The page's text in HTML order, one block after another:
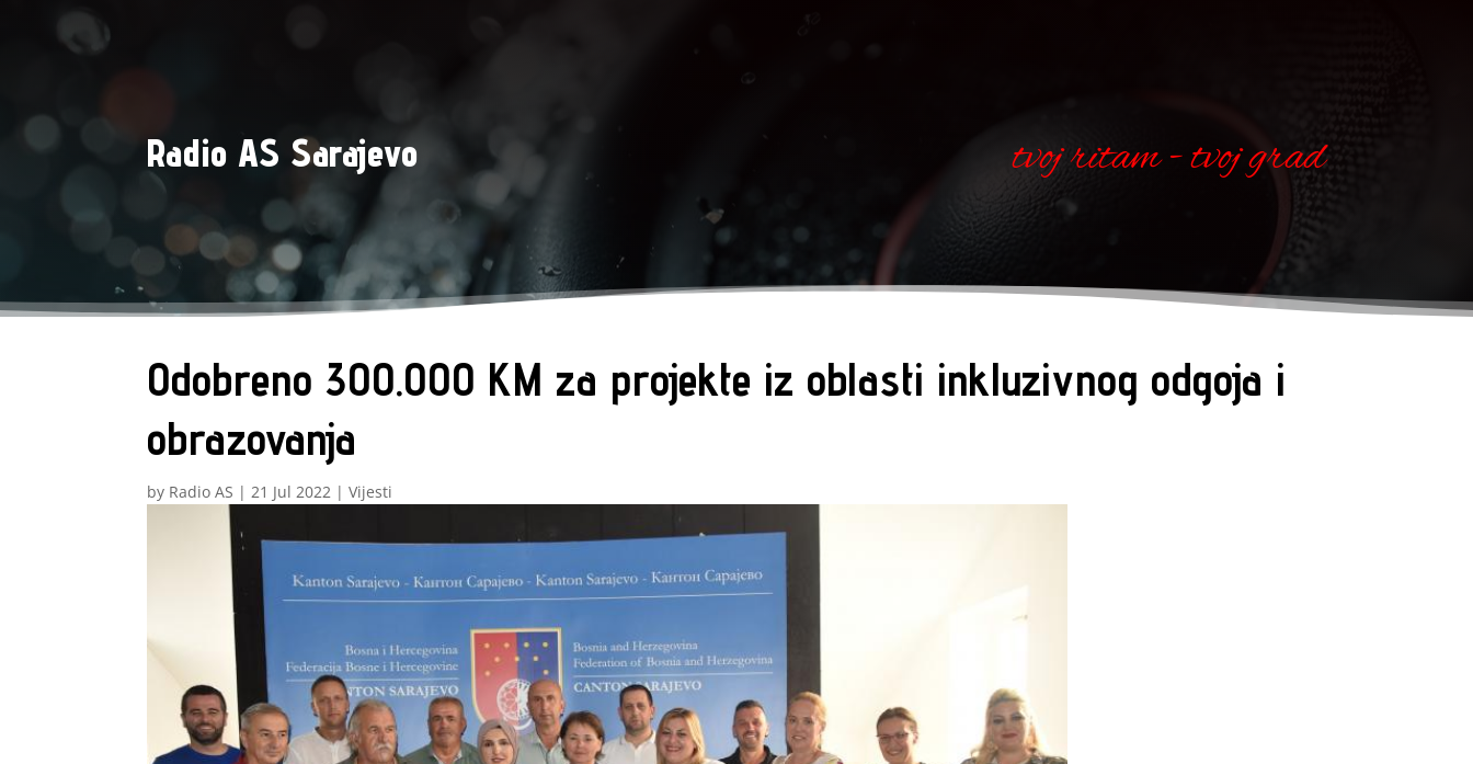
Radio AS Sarajevo tvoj ritam - tvoj grad
Odobreno 300.000 KM za projekte iz oblasti inkluzivnog odgoja i
obrazovanja
by Radio AS |21 Jul 2022 |Vijesti